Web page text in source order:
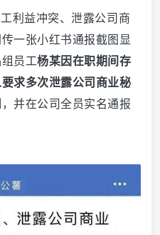
利益冲突、泄露公司商
一张小红书通报截图显
员工杨某因在职期间存
求多次泄露公司商业秘
，并在公司全员实名通报